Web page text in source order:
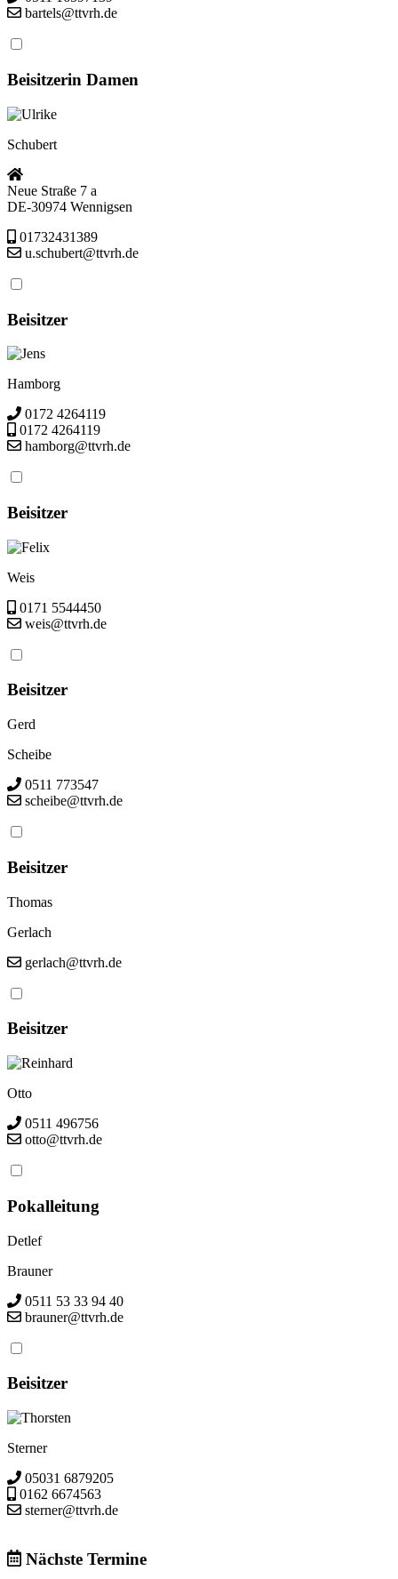
bartels@ttvrh.de
Beisitzerin Damen
Ulrike
Schubert
Neue Straße 7 a
DE-30974 Wennigsen
01732431389
u.schubert@ttvrh.de
Beisitzer
Jens
Hamborg
0172 4264119
0172 4264119
hamborg@ttvrh.de
Beisitzer
Felix
Weis
0171 5544450
weis@ttvrh.de
Beisitzer
Gerd
Scheibe
0511 773547
scheibe@ttvrh.de
Beisitzer
Thomas
Gerlach
gerlach@ttvrh.de
Beisitzer
Reinhard
Otto
0511 496756
otto@ttvrh.de
Pokalleitung
Detlef
Brauner
0511 53 33 94 40
brauner@ttvrh.de
Beisitzer
Thorsten
Sterner
05031 6879205
0162 6674563
sterner@ttvrh.de
Nächste Termine